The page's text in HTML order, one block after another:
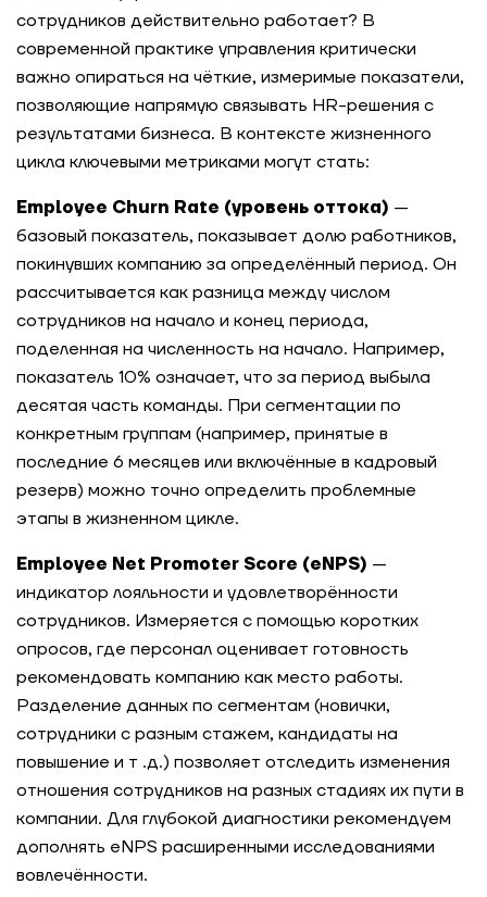
сотрудников действительно работает? В
современной практике управления критически
важно опираться на чёткие, измеримые показатели,
позволяющие напрямую связывать HR-решения с
результатами бизнеса. В контексте жизненного
цикла ключевыми метриками могут стать:
Employee Churn Rate (уровень оттока) —
базовый показатель, показывает долю работников,
покинувших компанию за определённый период. Он
рассчитывается как разница между числом
сотрудников на начало и конец периода,
поделенная на численность на начало. Например,
показатель 10% означает, что за период выбыла
десятая часть команды. При сегментации по
конкретным группам (например, принятые в
последние 6 месяцев или включённые в кадровый
резерв) можно точно определить проблемные
этапы в жизненном цикле.
Employee Net Promoter Score (eNPS) —
индикатор лояльности и удовлетворённости
сотрудников. Измеряется с помощью коротких
опросов, где персонал оценивает готовность
рекомендовать компанию как место работы.
Разделение данных по сегментам (новички,
сотрудники с разным стажем, кандидаты на
повышение и т .д.) позволяет отследить изменения
отношения сотрудников на разных стадиях их пути в
компании. Для глубокой диагностики рекомендуем
дополнять eNPS расширенными исследованиями
вовлечённости.